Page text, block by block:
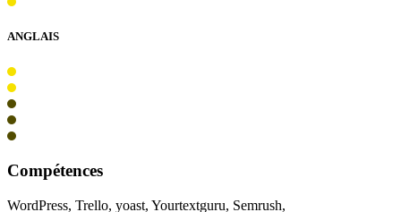
ANGLAIS
Compétences
WordPress, Trello, yoast, Yourtextguru, Semrush,